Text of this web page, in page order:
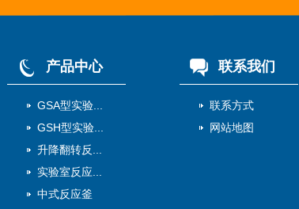
产品中心
GSA型实验...
GSH型实验...
升降翻转反...
实验室反应...
中式反应釜
联系我们
联系方式
网站地图